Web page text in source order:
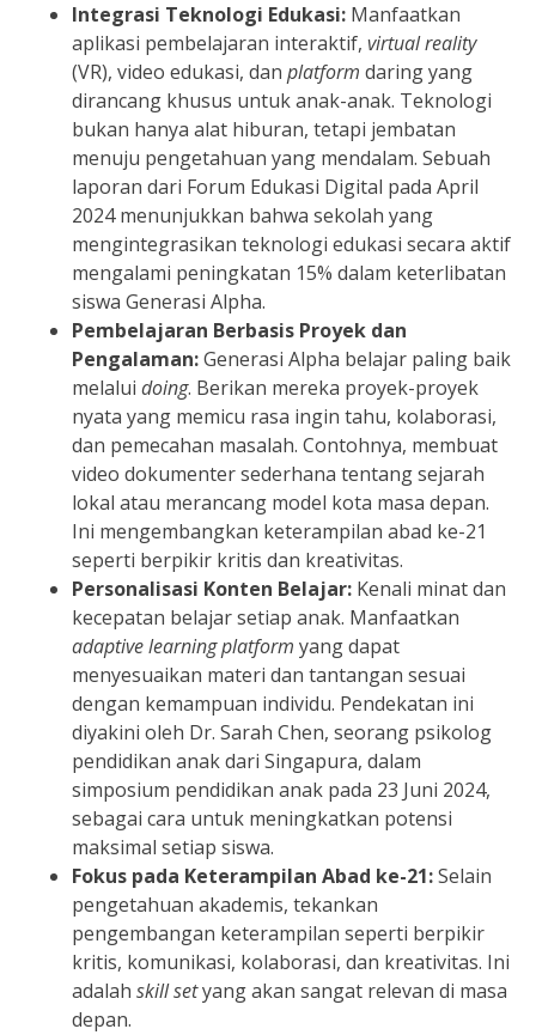
Integrasi Teknologi Edukasi: Manfaatkan
aplikasi pembelajaran interaktif, virtual reality
(VR), video edukasi, dan platform daring yang
dirancang khusus untuk anak-anak. Teknologi
bukan hanya alat hiburan, tetapi jembatan
menuju pengetahuan yang mendalam. Sebuah
laporan dari Forum Edukasi Digital pada April
2024 menunjukkan bahwa sekolah yang
mengintegrasikan teknologi edukasi secara aktif
mengalami peningkatan 15% dalam keterlibatan
siswa Generasi Alpha.
Pembelajaran Berbasis Proyek dan
Pengalaman:Generasi Alpha belajar paling baik
melalui doing. Berikan mereka proyek-proyek
nyata yang memicu rasa ingin tahu, kolaborasi,
dan pemecahan masalah. Contohnya, membuat
video dokumenter sederhana tentang sejarah
lokal atau merancang model kota masa depan.
Ini mengembangkan keterampilan abad ke-21
seperti berpikir kritis dan kreativitas.
Personalisasi Konten Belajar: Kenali minat dan
kecepatan belajar setiap anak. Manfaatkan
adaptive learning platform yang dapat
menyesuaikan materi dan tantangan sesuai
dengan kemampuan individu. Pendekatan ini
diyakini oleh Dr. Sarah Chen, seorang psikolog
pendidikan anak dari Singapura, dalam
simposium pendidikan anak pada 23 Juni 2024,
sebagai cara untuk meningkatkan potensi
maksimal setiap siswa.
Fokus pada Keterampilan Abad ke-21:Selain
pengetahuan akademis, tekankan
pengembangan keterampilan seperti berpikir
kritis, komunikasi, kolaborasi, dan kreativitas. Ini
adalah skill setyang akan sangat relevan di masa
depan.